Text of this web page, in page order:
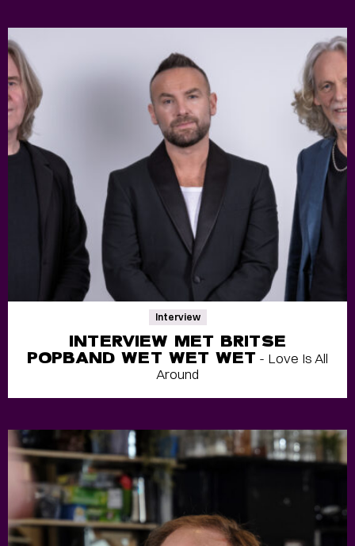
Interview
INTERVIEW MET BRITSE
POPBAND WET WET WET - Love Is All
Around